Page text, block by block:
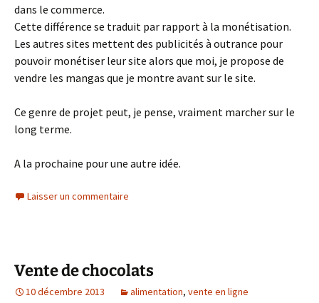
dans le commerce.
Cette différence se traduit par rapport à la monétisation.
Les autres sites mettent des publicités à outrance pour
pouvoir monétiser leur site alors que moi, je propose de
vendre les mangas que je montre avant sur le site.
Ce genre de projet peut, je pense, vraiment marcher sur le
long terme.
A la prochaine pour une autre idée.
Laisser un commentaire
Vente de chocolats
10 décembre 2013 alimentation, vente en ligne